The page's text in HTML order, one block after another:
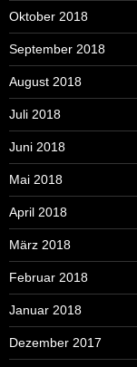
Oktober 2018
September 2018
August 2018
Juli 2018
Juni 2018
Mai 2018
April 2018
März 2018
Februar 2018
Januar 2018
Dezember 2017